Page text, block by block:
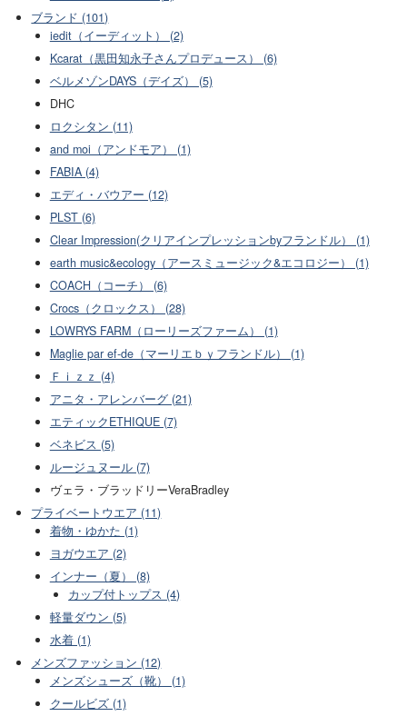
ブランド (101)
iedit（イーディット） (2)
Kcarat（黒田知永子さんプロデュース） (6)
ベルメゾンDAYS（デイズ） (5)
DHC
ロクシタン (11)
and moi（アンドモア） (1)
FABIA (4)
エディ・バウアー (12)
PLST (6)
Clear Impression(クリアインプレッションbyフランドル） (1)
earth music&ecology（アースミュージック&エコロジー） (1)
COACH（コーチ） (6)
Crocs（クロックス） (28)
LOWRYS FARM（ローリーズファーム） (1)
Maglie par ef-de（マーリエｂｙフランドル） (1)
Ｆｉｚｚ (4)
アニタ・アレンバーグ (21)
エティックETHIQUE (7)
ベネビス (5)
ルージュヌール (7)
ヴェラ・ブラッドリーVeraBradley
プライベートウエア (11)
着物・ゆかた (1)
ヨガウエア (2)
インナー（夏） (8)
カップ付トップス (4)
軽量ダウン (5)
水着 (1)
メンズファッション (12)
メンズシューズ（靴） (1)
クールビズ (1)